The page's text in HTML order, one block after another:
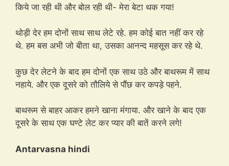
किये जा रही थी और बोल रही थी- मेरा बेटा थक गया!
थोड़ी देर हम दोनों साथ साथ लेटे रहे. हम कोई बात नहीं कर रहे
थे. हम बस अभी जो बीता था, उसका आनन्द महसूस कर रहे थे.
कुछ देर लेटने के बाद हम दोनों एक साथ उठे और बाथरूम में साथ
नहाये. और एक दूसरे को तौलिये से पौंछ कर कपड़े पहने.
बाथरूम से बाहर आकर हमने खाना मंगाया. और खाने के बाद एक
दूसरे के साथ एक घण्टे लेट कर प्यार की बातें करने लगे!
Antarvasna hindi